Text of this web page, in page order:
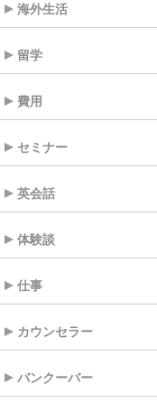
海外生活
留学
費用
セミナー
英会話
体験談
仕事
カウンセラー
バンクーバー